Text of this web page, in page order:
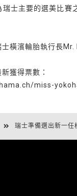
士主要的選美比
橫濱輪胎執行長
獲得票數：
miss-
瑞士準備選出新一任